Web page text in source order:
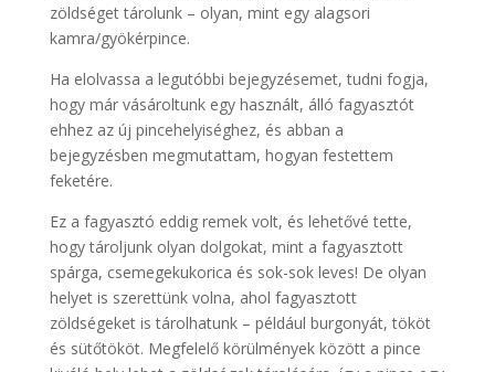
zöldséget tárolunk – olyan, mint egy alagsori
kamra/gyökérpince.
Ha elolvassa a legutóbbi bejegyzésemet, tudni fogja,
hogy már vásároltunk egy használt, álló fagyasztót
ehhez az új pincehelyiséghez, és abban a
bejegyzésben megmutattam, hogyan festettem
feketére.
Ez a fagyasztó eddig remek volt, és lehetővé tette,
hogy tároljunk olyan dolgokat, mint a fagyasztott
spárga, csemegekukorica és sok-sok leves! De olyan
helyet is szerettünk volna, ahol fagyasztott
zöldségeket is tárolhatunk – például burgonyát, tököt
és sütőtököt. Megfelelő körülmények között a pince